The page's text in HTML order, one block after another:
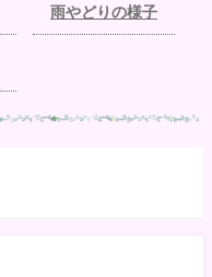
雨やどりの様子